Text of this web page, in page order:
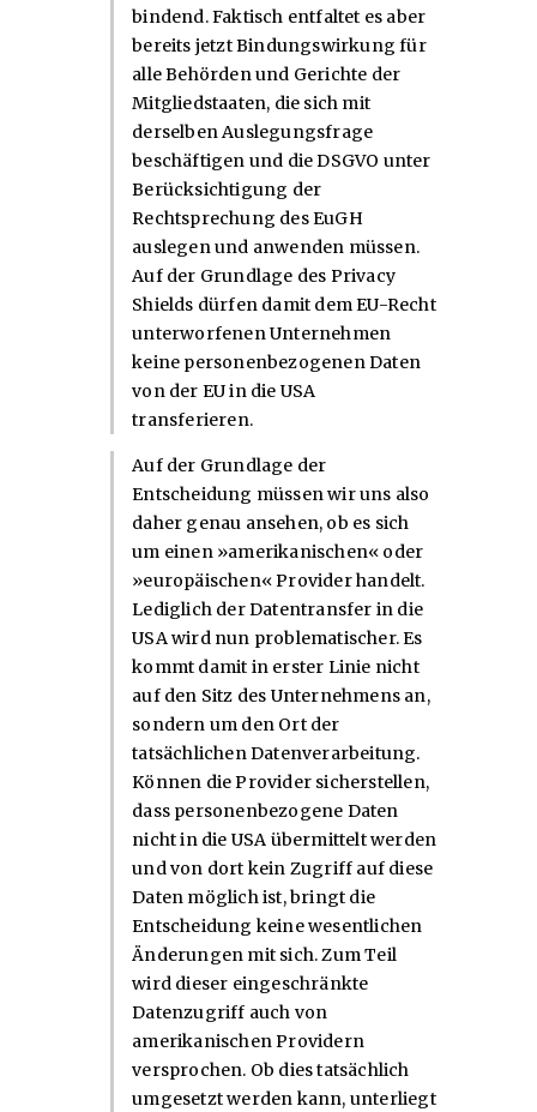
bindend. Faktisch entfaltet es aber
bereits jetzt Bindungswirkung für
alle Behörden und Gerichte der
Mitgliedstaaten, die sich mit
derselben Auslegungsfrage
beschäftigen und die DSGVO unter
Berücksichtigung der
Rechtsprechung des EuGH
auslegen und anwenden müssen.
Auf der Grundlage des Privacy
Shields dürfen damit dem EU-Recht
unterworfenen Unternehmen
keine personenbezogenen Daten
von der EU in die USA
transferieren.
Auf der Grundlage der
Entscheidung müssen wir uns also
daher genau ansehen, ob es sich
um einen »amerikanischen« oder
»europäischen« Provider handelt.
Lediglich der Datentransfer in die
USA wird nun problematischer. Es
kommt damit in erster Linie nicht
auf den Sitz des Unternehmens an,
sondern um den Ort der
tatsächlichen Datenverarbeitung.
Können die Provider sicherstellen,
dass personenbezogene Daten
nicht in die USA übermittelt werden
und von dort kein Zugriff auf diese
Daten möglich ist, bringt die
Entscheidung keine wesentlichen
Änderungen mit sich. Zum Teil
wird dieser eingeschränkte
Datenzugriff auch von
amerikanischen Providern
versprochen. Ob dies tatsächlich
umgesetzt werden kann, unterliegt